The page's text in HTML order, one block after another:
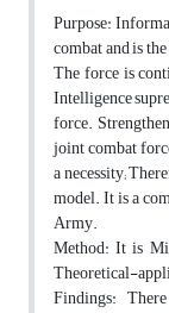
Purpose:
combat and is
The force is
Intelligence
force.
joint combat
a necessity;
model. It is a
Army.
Method: It is
Theoretical-
Findings: